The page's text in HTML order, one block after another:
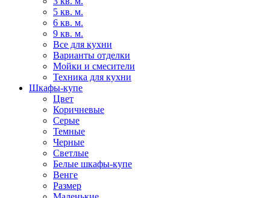
5 кв. м.
6 кв. м.
9 кв. м.
Все для кухни
Варианты отделки
Мойки и смесители
Техника для кухни
Шкафы-купе
Цвет
Коричневые
Серые
Темные
Черные
Светлые
Белые шкафы-купе
Венге
Размер